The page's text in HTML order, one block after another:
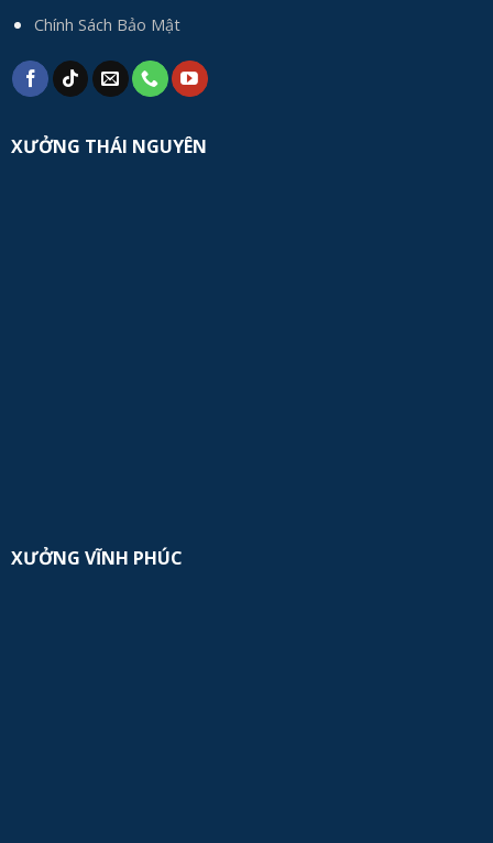
Chính Sách Bảo Mật
XƯỞNG THÁI NGUYÊN
XƯỞNG VĨNH PHÚC